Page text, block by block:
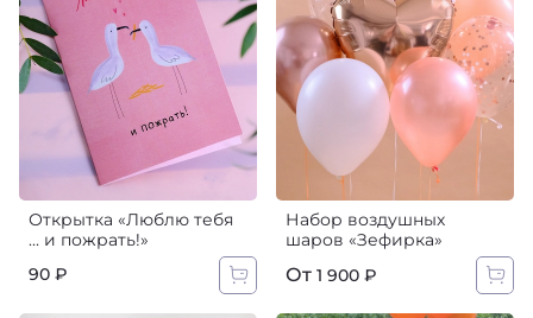
Открытка «Люблю тебя
... и пожрать!»
90 ₽
Набор воздушных
шаров «Зефирка»
От 1 900 ₽